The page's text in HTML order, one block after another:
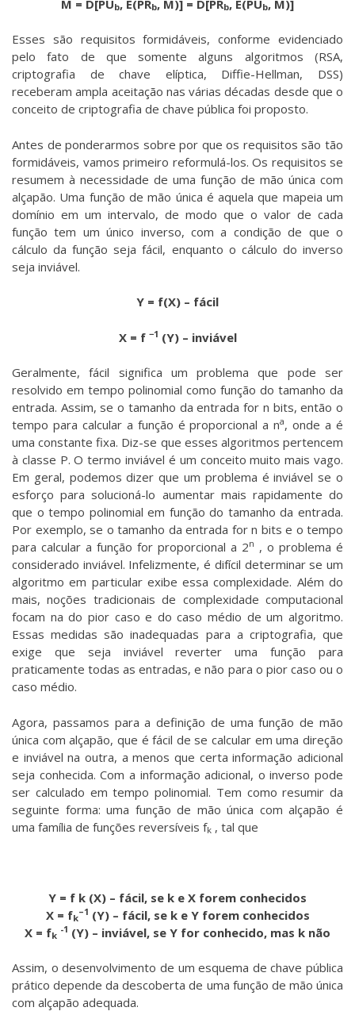
M = D[PUb, E(PRb, M)] = D[PRb, E(PUb, M)]
Esses são requisitos formidáveis, conforme evidenciado
pelo fato de que somente alguns algoritmos (RSA,
criptografia de chave elíptica, Diffie-Hellman, DSS)
receberam ampla aceitação nas várias décadas desde que o
conceito de criptografia de chave pública foi proposto.
Antes de ponderarmos sobre por que os requisitos são tão
formidáveis, vamos primeiro reformulá-los. Os requisitos se
resumem à necessidade de uma função de mão única com
alçapão. Uma função de mão única é aquela que mapeia um
domínio em um intervalo, de modo que o valor de cada
função tem um único inverso, com a condição de que o
cálculo da função seja fácil, enquanto o cálculo do inverso
seja inviável.
Y = f(X) – fácil
X = f −1 (Y) – inviável
Geralmente, fácil significa um problema que pode ser
resolvido em tempo polinomial como função do tamanho da
entrada. Assim, se o tamanho da entrada for n bits, então o
tempo para calcular a função é proporcional a na, onde a é
uma constante fixa. Diz-se que esses algoritmos pertencem
à classe P. O termo inviável é um conceito muito mais vago.
Em geral, podemos dizer que um problema é inviável se o
esforço para solucioná-lo aumentar mais rapidamente do
que o tempo polinomial em função do tamanho da entrada.
Por exemplo, se o tamanho da entrada for n bits e o tempo
para calcular a função for proporcional a 2n , o problema é
considerado inviável. Infelizmente, é difícil determinar se um
algoritmo em particular exibe essa complexidade. Além do
mais, noções tradicionais de complexidade computacional
focam na do pior caso e do caso médio de um algoritmo.
Essas medidas são inadequadas para a criptografia, que
exige que seja inviável reverter uma função para
praticamente todas as entradas, e não para o pior caso ou o
caso médio.
Agora, passamos para a definição de uma função de mão
única com alçapão, que é fácil de se calcular em uma direção
e inviável na outra, a menos que certa informação adicional
seja conhecida. Com a informação adicional, o inverso pode
ser calculado em tempo polinomial. Tem como resumir da
seguinte forma: uma função de mão única com alçapão é
uma família de funções reversíveis fk , tal que
Y = f k (X) – fácil, se k e X forem conhecidos
X = fk
–1 (Y) – fácil, se k e Y forem conhecidos
X = fk
-1 (Y) – inviável, se Y for conhecido, mas k não
Assim, o desenvolvimento de um esquema de chave pública
prático depende da descoberta de uma função de mão única
com alçapão adequada.